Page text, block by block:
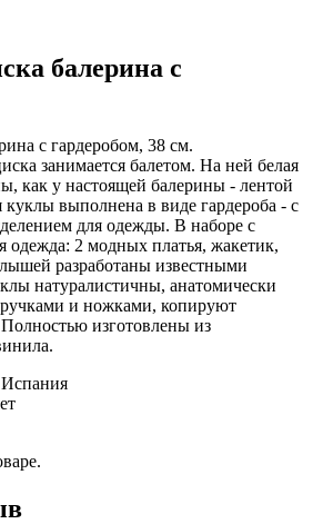
балерина с
с гардеробом, 38 см.
занимается балетом. На ней белая
как у настоящей балерины - лентой
куклы выполнена в виде гардероба - с
для одежды. В наборе с
одежда: 2 модных платья, жакетик,
разработаны известными
натуралистичны, анатомически
и ножками, копируют
изготовлены из
Испания